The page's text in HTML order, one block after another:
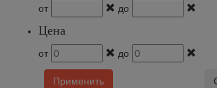
от до
Цена
от до
Применить